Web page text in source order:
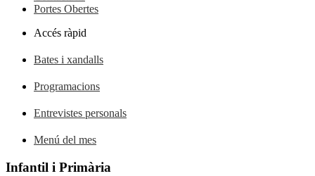
Portes Obertes
Accés ràpid
Bates i xandalls
Programacions
Entrevistes personals
Menú del mes
Infantil i Primària